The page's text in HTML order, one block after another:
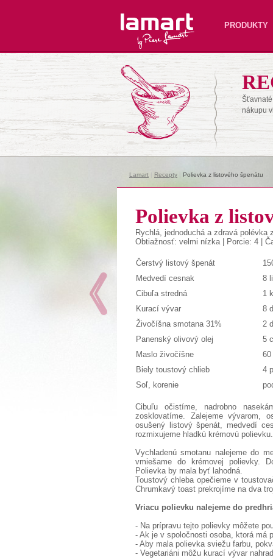
Lamart PRODUKTY
nákupu
Lamart Recepty Polievka z listového špenátu
Polievka z
Rychlá, jednoduchá a zdravá
Obtiažnosť: velmi nízka | Porcie: 4 |
Čerstvý listový špenát
Medvedí cesnak
8
Cibuľa stredná
1
Kurací vývar
8
Živočíšna smotana 31%
2
Panenský olivový olej
5 cl
Maslo živočíšne
60
Biely toustový chlieb
4
Soľ, korenie
Cibuľu očistíme, nadrobno
zosklovatíme. Zalejeme vývarom,
osušený listový špenát, medvedí
rozmixujeme hladkú krémovú
Vychladenú smotanu nalejeme do
vmiešame do krémovej polievky.
Polievka by mala byť lahodná.
Toustový chleba opečieme v
Chrumkavý toast prekrojíme na dva
Vriacu polievku nalejeme do
- Na prípravu tejto polievky môžete
- Ak je v spoločnosti osoba, ktorá má
- Aby mala polievka sviežu farbu,
- Vegetariáni môžu kurací vývar